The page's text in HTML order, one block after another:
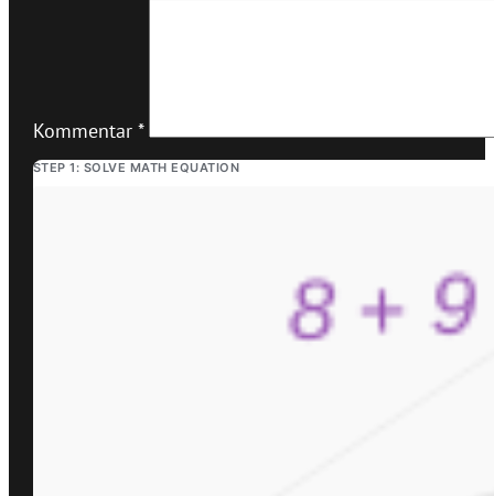
Kommentar *
STEP 1: SOLVE MATH EQUATION